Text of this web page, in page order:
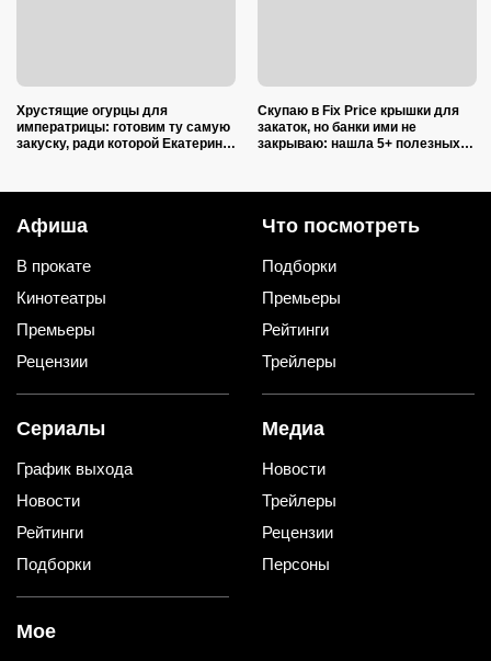
Хрустящие огурцы для
императрицы: готовим ту самую
закуску, ради которой Екатерина
Скупаю в Fix Price крышки для
закаток, но банки ими не
закрываю: нашла 5+ полезных
Афиша
В прокате
Кинотеатры
Премьеры
Рецензии
Что посмотреть
Подборки
Премьеры
Рейтинги
Трейлеры
Сериалы
График выхода
Новости
Рейтинги
Подборки
Медиа
Новости
Трейлеры
Рецензии
Персоны
Мое